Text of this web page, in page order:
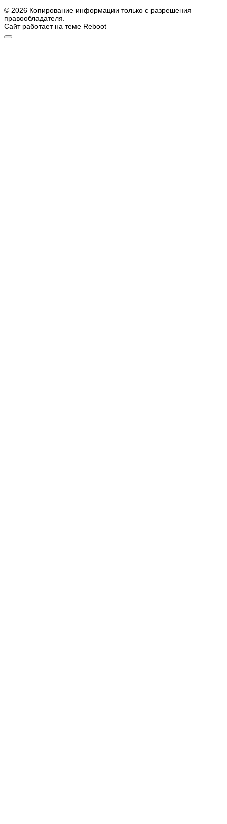
© 2026 Копирование информации только с разрешения
правообладателя.
Сайт работает на теме Reboot